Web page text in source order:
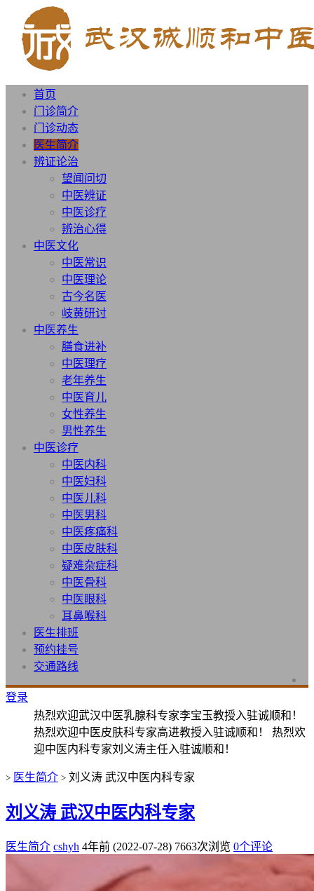
首页
门诊简介
门诊动态
医生简介
辨证论治
望闻问切
中医辨证
中医诊疗
辨治心得
中医文化
中医常识
中医理论
古今名医
岐黄研讨
中医养生
膳食进补
中医理疗
老年养生
中医育儿
女性养生
男性养生
中医诊疗
中医内科
中医妇科
中医儿科
中医男科
中医疼痛科
中医皮肤科
疑难杂症科
中医骨科
中医眼科
耳鼻喉科
医生排班
预约挂号
交通路线
登录
热烈欢迎武汉中医乳腺科专家李宝玉教授入驻诚顺和！
热烈欢迎中医皮肤科专家高进教授入驻诚顺和！ 热烈欢
迎中医内科专家刘义涛主任入驻诚顺和！
> 医生简介 > 刘义涛 武汉中医内科专家
刘义涛 武汉中医内科专家
医生简介 cshyh 4年前 (2022-07-28) 7663次浏览 0个评论